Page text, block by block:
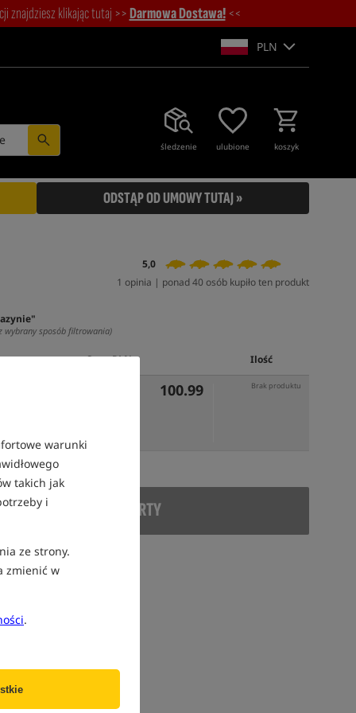
warunki
takich jak
i
ze strony.
zmienić w
.
znajdziesz klikając tutaj >>Darmowa Dostawa! <<
PLN
śledzenie ulubione koszyk
ODSTĄP OD UMOWY TUTAJ »
5,0
1 opinia | ponad 40 osób kupiło ten produkt
wybrany sposób filtrowania)
Cena PLN Ilość
100.99 Brak produktu
WYCOFANY Z OFERTY